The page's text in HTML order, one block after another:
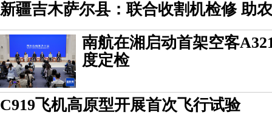
新疆吉木萨尔县：联合收割机检修 助
南航在湘启动首架空客
度定检
C919飞机高原型开展首次飞行试验